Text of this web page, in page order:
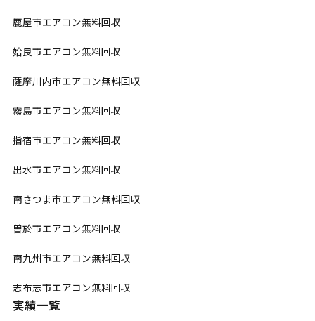
鹿屋市エアコン無料回収
姶良市エアコン無料回収
薩摩川内市エアコン無料回収
霧島市エアコン無料回収
指宿市エアコン無料回収
出水市エアコン無料回収
南さつま市エアコン無料回収
曽於市エアコン無料回収
南九州市エアコン無料回収
志布志市エアコン無料回収
実績一覧